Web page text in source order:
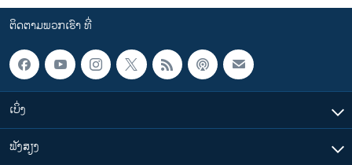
ຕິດຕາມພວກເຮົາ ທີ່
ເບິ່ງ
ຟັງສຽງ